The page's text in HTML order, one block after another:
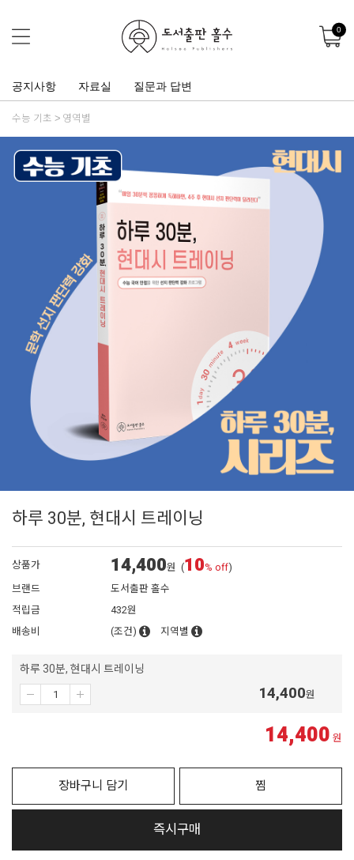
0
공지사항 자료실 질문과 답변
수능 기초 영역별
하루 30분, 현대시 트레이닝
상품가 14,400원 (10% off)
브랜드
도서출판 홀수
적립금
432원
배송비
(조건) 지역별
하루 30분, 현대시 트레이닝
14,400원
14,400 원
장바구니 담기 찜
즉시구매